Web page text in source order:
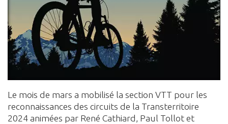
Le mois de mars a mobilisé la section VTT pour les
reconnaissances des circuits de la Transterritoire
2024 animées par René Cathiard, Paul Tollot et